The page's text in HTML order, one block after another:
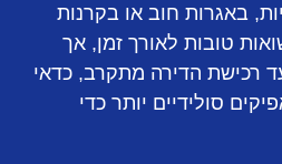
באגרות חוב או בקרנות
טובות לאורך זמן, אך
רכישת הדירה מתקרב, כדאי
סולידיים יותר כדי